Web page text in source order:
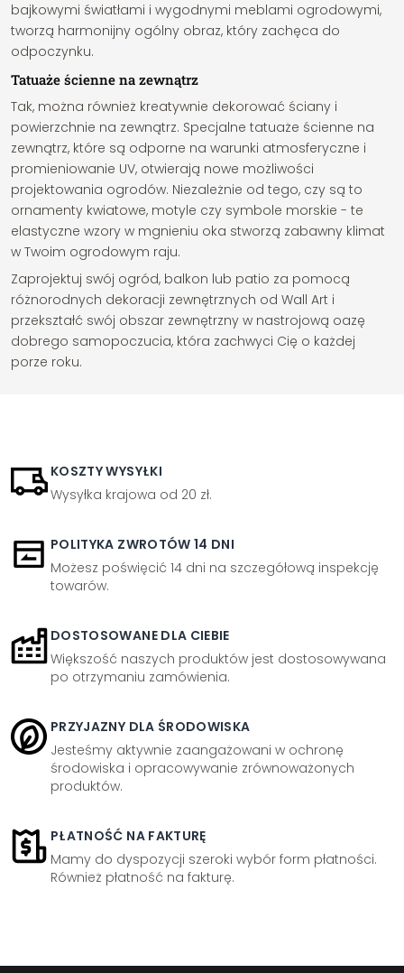
bajkowymi światłami i wygodnymi meblami ogrodowymi,
tworzą harmonijny ogólny obraz, który zachęca do
odpoczynku.
Tatuaże ścienne na zewnątrz
Tak, można również kreatywnie dekorować ściany i
powierzchnie na zewnątrz. Specjalne tatuaże ścienne na
zewnątrz, które są odporne na warunki atmosferyczne i
promieniowanie UV, otwierają nowe możliwości
projektowania ogrodów. Niezależnie od tego, czy są to
ornamenty kwiatowe, motyle czy symbole morskie - te
elastyczne wzory w mgnieniu oka stworzą zabawny klimat
w Twoim ogrodowym raju.
Zaprojektuj swój ogród, balkon lub patio za pomocą
różnorodnych dekoracji zewnętrznych od Wall Art i
przekształć swój obszar zewnętrzny w nastrojową oazę
dobrego samopoczucia, która zachwyci Cię o każdej
porze roku.
KOSZTY WYSYŁKI
Wysyłka krajowa od 20 zł.
POLITYKA ZWROTÓW 14 DNI
Możesz poświęcić 14 dni na szczegółową inspekcję
towarów.
DOSTOSOWANE DLA CIEBIE
Większość naszych produktów jest dostosowywana
po otrzymaniu zamówienia.
PRZYJAZNY DLA ŚRODOWISKA
Jesteśmy aktywnie zaangażowani w ochronę
środowiska i opracowywanie zrównoważonych
produktów.
PŁATNOŚĆ NA FAKTURĘ
Mamy do dyspozycji szeroki wybór form płatności.
Również płatność na fakturę.